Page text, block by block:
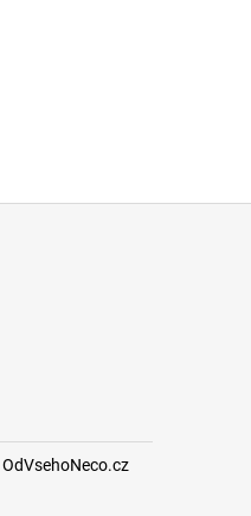
OdVsehoNeco.cz